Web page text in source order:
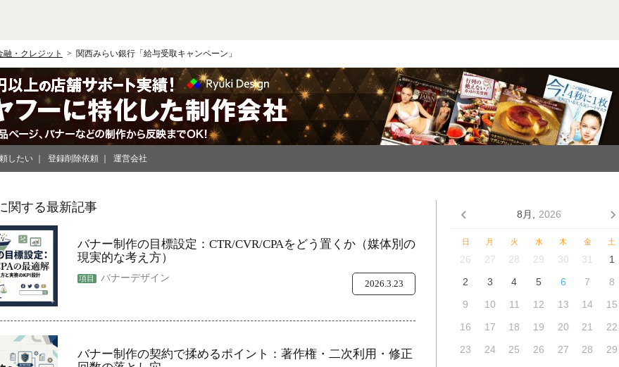
融・クレジット 関西みらい銀行「給与受取キャンペーン」
したい 登録削除依頼 運営会社
関する最新記事
バナー制作の目標設定：CTR/CVR/CPAをどう置くか（媒体別の
現実的な考え方）
バナーデザイン
2026.3.23
バナー制作の契約で揉めるポイント：著作権・二次利用・修正
8月, 2026
日 月 火 水 木 金 土
26 27 28 29 30 31
1
2
3 4 5 6 7
8
9
10 11 12 13 14
15
16
17 18 19 20 21
22
23
24 25 26 27 28
29